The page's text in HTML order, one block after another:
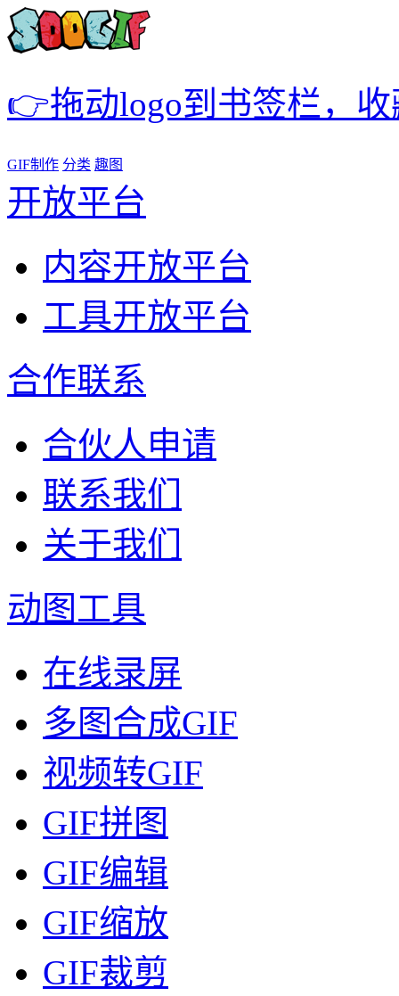
👉拖动logo到书签栏，
GIF制作 分类 趣图
开放平台
内容开放平台
工具开放平台
合作联系
合伙人申请
联系我们
关于我们
动图工具
在线录屏
多图合成GIF
视频转GIF
GIF拼图
GIF编辑
GIF缩放
GIF裁剪